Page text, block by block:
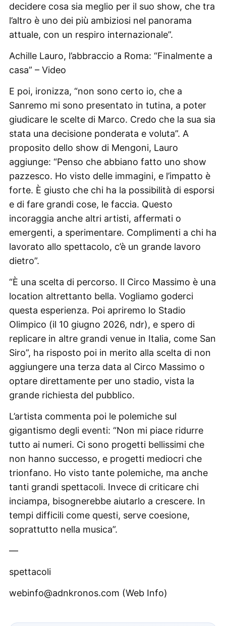
decidere cosa sia meglio per il suo show, che tra
l’altro è uno dei più ambiziosi nel panorama
attuale, con un respiro internazionale”.
Achille Lauro, l’abbraccio a Roma: “Finalmente a
casa” – Video
E poi, ironizza, “non sono certo io, che a
Sanremo mi sono presentato in tutina, a poter
giudicare le scelte di Marco. Credo che la sua sia
stata una decisione ponderata e voluta”. A
proposito dello show di Mengoni, Lauro
aggiunge: “Penso che abbiano fatto uno show
pazzesco. Ho visto delle immagini, e l’impatto è
forte. È giusto che chi ha la possibilità di esporsi
e di fare grandi cose, le faccia. Questo
incoraggia anche altri artisti, affermati o
emergenti, a sperimentare. Complimenti a chi ha
lavorato allo spettacolo, c’è un grande lavoro
dietro”.
“È una scelta di percorso. Il Circo Massimo è una
location altrettanto bella. Vogliamo goderci
questa esperienza. Poi apriremo lo Stadio
Olimpico (il 10 giugno 2026, ndr), e spero di
replicare in altre grandi venue in Italia, come San
Siro”, ha risposto poi in merito alla scelta di non
aggiungere una terza data al Circo Massimo o
optare direttamente per uno stadio, vista la
grande richiesta del pubblico.
L’artista commenta poi le polemiche sul
gigantismo degli eventi: “Non mi piace ridurre
tutto ai numeri. Ci sono progetti bellissimi che
non hanno successo, e progetti mediocri che
trionfano. Ho visto tante polemiche, ma anche
tanti grandi spettacoli. Invece di criticare chi
inciampa, bisognerebbe aiutarlo a crescere. In
tempi difficili come questi, serve coesione,
soprattutto nella musica”.
—
spettacoli
webinfo@adnkronos.com (Web Info)